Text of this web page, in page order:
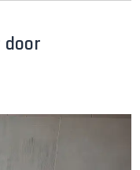
door